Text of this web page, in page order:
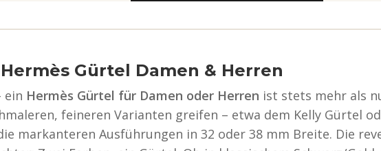
Gürtel Damen & Herren
ein Hermès Gürtel für Damen oder Herren ist stets mehr als
feineren Varianten greifen – etwa dem Kelly Gürtel
markanteren Ausführungen in 32 oder 38 mm Breite. Die